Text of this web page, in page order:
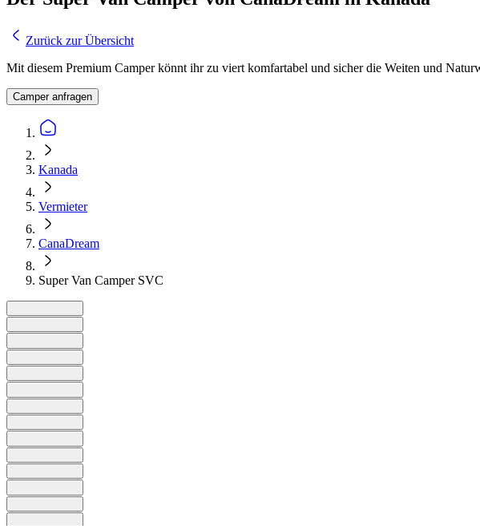
Zurück zur Übersicht
Mit diesem Premium Camper könnt ihr zu viert komfartabel und sicher die Weiten und
Camper anfragen
Kanada
Vermieter
CanaDream
Super Van Camper SVC